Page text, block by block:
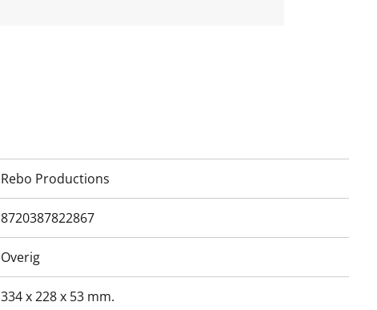
Rebo Productions
8720387822867
Overig
334 x 228 x 53 mm.